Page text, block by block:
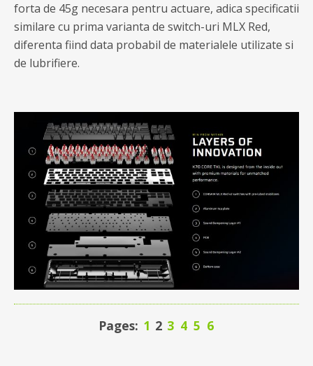
forta de 45g necesara pentru actuare, adica specificatii
similare cu prima varianta de switch-uri MLX Red,
diferenta fiind data probabil de materialele utilizate si
de lubrifiere.
Pages: 1 2 3 4 5 6